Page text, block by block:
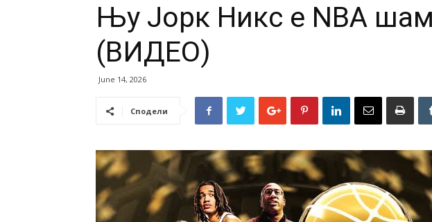
Њу Јорк Никс е NBA
(ВИДЕО)
June 14, 2026
Сподели